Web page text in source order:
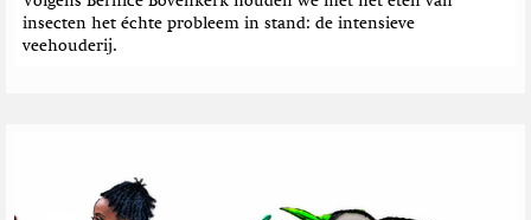
insecten het échte probleem in stand: de intensieve
veehouderij.